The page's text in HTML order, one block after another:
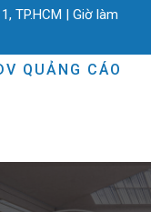
TP.HCM | Giờ làm